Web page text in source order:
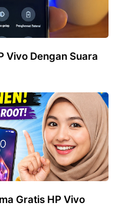
Vivo Dengan Suara
Gratis HP Vivo